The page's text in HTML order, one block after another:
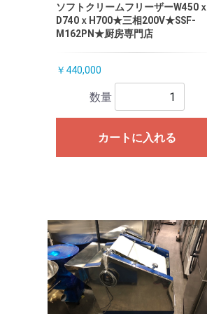
ソフトクリームフリーザーW450ｘ
D740ｘH700★三相200V★SSF-
M162PN★厨房専門店
￥440,000
数量
カートに入れる